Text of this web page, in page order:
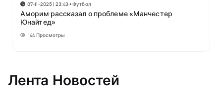
07-11-2025 | 23:43 •Футбол
Аморим рассказал о проблеме «Манчестер
Юнайтед»
144 Просмотры
Лента Новостей